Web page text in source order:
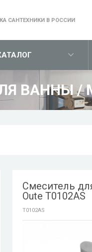
САНТЕХНИКИ В РОССИИ
ВАННЫ/
Смеситель
Oute T0102AS
T0102AS